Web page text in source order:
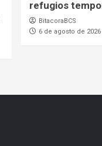
refugios
BitacoraBCS
6 de agosto de 2026